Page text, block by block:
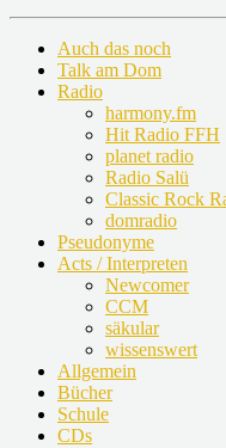
Auch das noch
Talk am Dom
Radio
harmony.fm
Hit Radio FFH
planet radio
Radio Salü
Classic Rock
domradio
Pseudonyme
Acts / Interpreten
Newcomer
CCM
säkular
wissenswert
Allgemein
Bücher
Schule
CDs